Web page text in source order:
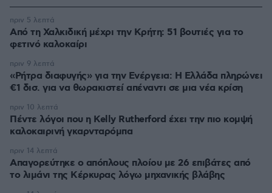
Από τη Χαλκιδική μέχρι την Κρήτη: 51 βουτιές για το
φετινό καλοκαίρι
πριν 5 λεπτά
«Ρήτρα διαφυγής» για την Ενέργεια: Η Ελλάδα πληρώνει
€1 δισ. για να θωρακιστεί απέναντι σε μια νέα κρίση
πριν 9 λεπτά
Πέντε λόγοι που η Kelly Rutherford έχει την πιο κομψή
καλοκαιρινή γκαρνταρόμπα
πριν 10 λεπτά
Απαγορεύτηκε ο απόπλους πλοίου με 26 επιβάτες από
το λιμάνι της Κέρκυρας λόγω μηχανικής βλάβης
πριν 14 λεπτά